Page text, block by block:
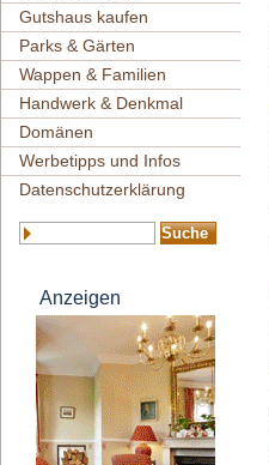
Gutshaus kaufen
Parks & Gärten
Wappen & Familien
Handwerk & Denkmal
Domänen
Werbetipps und Infos
Datenschutzerklärung
Anzeigen